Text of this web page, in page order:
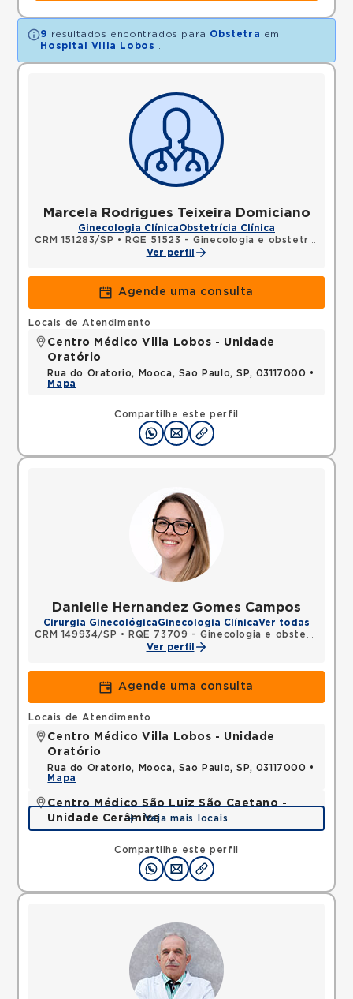
9 resultados encontrados para Obstetra em
Hospital Villa Lobos
Marcela Rodrigues Teixeira Domiciano
Ginecologia ClínicaObstetrícia Clínica
CRM 151283/SP •
RQE 51523 - Ginecologia e obstetrícia
Ver perfil
Agende uma consulta
Compartilhe este perfil
Locais de Atendimento
Centro Médico Villa Lobos - Unidade
Oratório
Rua do Oratorio, Mooca, Sao Paulo, SP, 03117000 •
Mapa
Danielle Hernandez Gomes Campos
Cirurgia GinecológicaGinecologia ClínicaVer todas
CRM 149934/SP • RQE 73709 - Ginecologia e obstetrícia
Ver perfil
Agende uma consulta
Compartilhe este perfil
Locais de Atendimento
Centro Médico Villa Lobos - Unidade
Oratório
Rua do Oratorio, Mooca, Sao Paulo, SP, 03117000 •
Mapa
Centro Médico São Luiz São Caetano -
Unidade Cerâmica
Alameda Caulim, Ceramica, Sao Caetano do Sul,
SP, 09531195 •
Veja mais locais